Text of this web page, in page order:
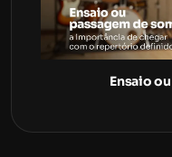
Ensaio